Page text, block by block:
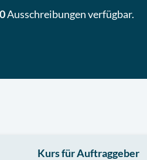
Ausschreibungen verfügbar.
Kurs für Auftraggeber